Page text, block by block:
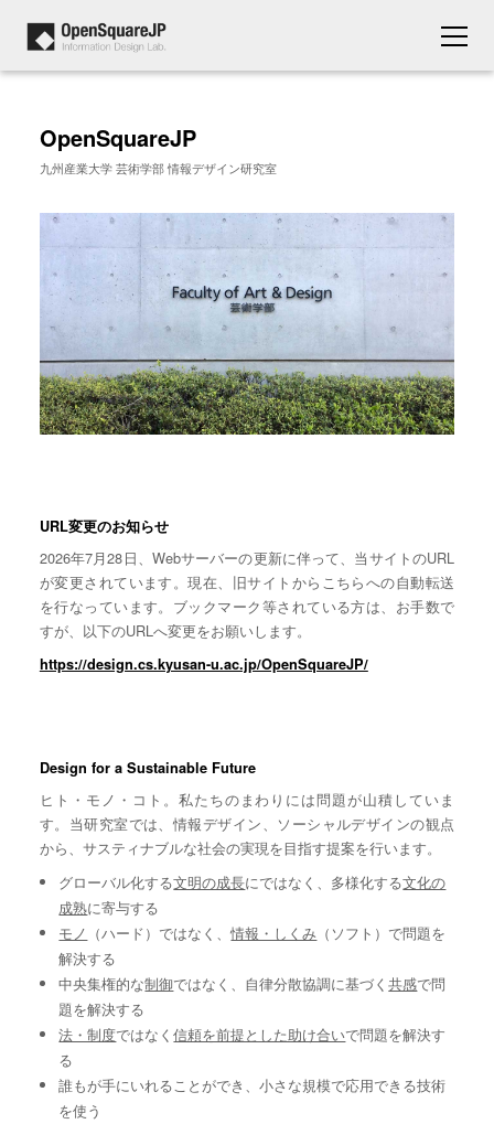
OpenSquareJP
九州産業大学 芸術学部 情報デザイン研究室
URL変更のお知らせ
2026年7月28日、Webサーバーの更新に伴って、当サイトのURL
が変更されています。現在、旧サイトからこちらへの自動転送
を行なっています。ブックマーク等されている方は、お手数で
すが、以下のURLへ変更をお願いします。
https://design.cs.kyusan-u.ac.jp/OpenSquareJP/
Design for a Sustainable Future
ヒト・モノ・コト。私たちのまわりには問題が山積していま
す。当研究室では、情報デザイン、ソーシャルデザインの観点
から、サスティナブルな社会の実現を目指す提案を行います。
グローバル化する文明の成長にではなく、多様化する文化の
成熟に寄与する
モノ （ハード）ではなく、情報・しくみ （ソフト）で問題を
解決する
中央集権的な制御ではなく、自律分散協調に基づく共感で問
題を解決する
法・制度ではなく信頼を前提とした助け合いで問題を解決す
る
誰もが手にいれることができ、小さな規模で応用できる技術
を使う